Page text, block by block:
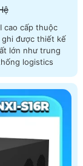
cao cấp thuộc
ghi được thiết kế
lớn như trung
logistics